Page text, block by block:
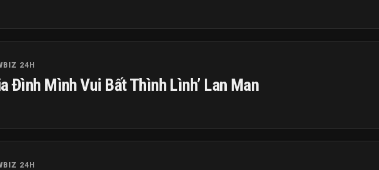
24H
Đình Mình Vui Bất Thình Lình’ Lan Man
24H